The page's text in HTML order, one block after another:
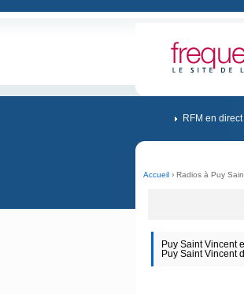
RFM en direct
Accueil › Radios à Puy
Puy Saint Vincent
Puy Saint Vincent